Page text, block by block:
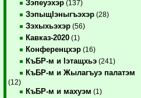
Зэпеуэхэр (137)
ЗэпыщIэныгъэхэр (28)
Зэхыхьэхэр (56)
Кавказ-2020 (1)
Конференцхэр (16)
КъБР-м и Iэтащхьэ (241)
КъБР-м и Жылагъуэ палатэм
(12)
КъБР-м и махуэм (1)